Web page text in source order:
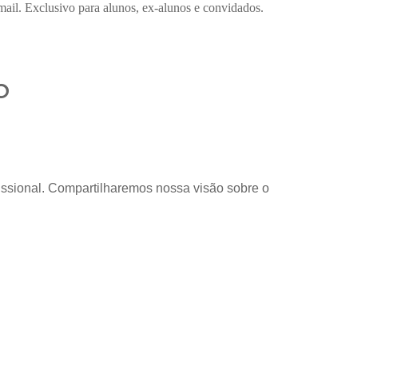
Exclusivo para alunos, ex-alunos e convidados.
Compartilharemos nossa visão sobre o